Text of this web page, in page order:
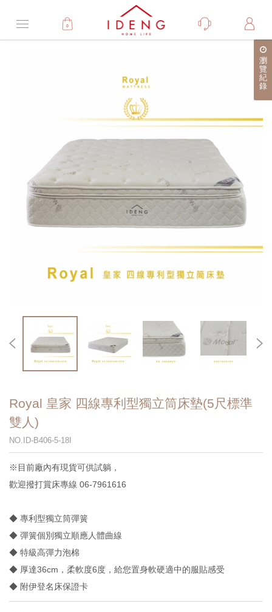
0
瀏
覽
紀
錄
Royal 皇家 四線專利型獨立筒床墊(5尺標準
雙人)
NO.ID-B406-5-18I
※目前廠內有現貨可供試躺，
歡迎撥打賞床專線 06-7961616
◆ 專利型獨立筒彈簧
◆ 彈簧個別獨立順應人體曲線
◆ 特級高彈力泡棉
◆ 厚達36cm，柔軟度6度，給您置身軟硬適中的服貼感受
◆ 附伊登名床保證卡